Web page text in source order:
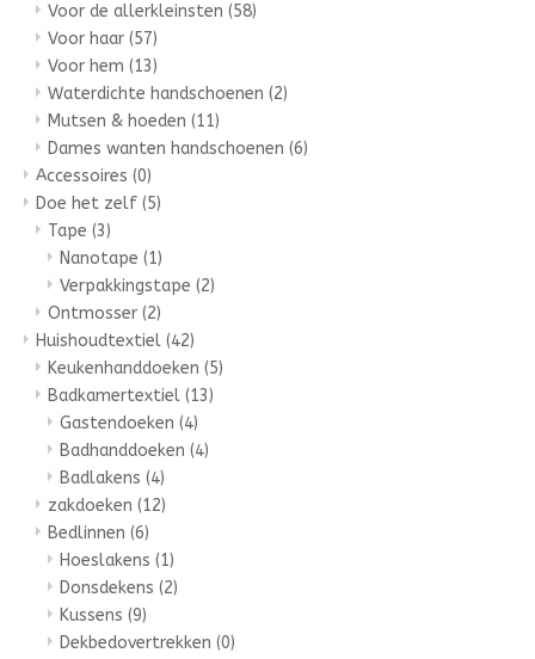
Voor de allerkleinsten (58)
Voor haar (57)
Voor hem (13)
Waterdichte handschoenen (2)
Mutsen & hoeden (11)
Dames wanten handschoenen (6)
Accessoires (0)
Doe het zelf (5)
Tape (3)
Nanotape (1)
Verpakkingstape (2)
Ontmosser (2)
Huishoudtextiel (42)
Keukenhanddoeken (5)
Badkamertextiel (13)
Gastendoeken (4)
Badhanddoeken (4)
Badlakens (4)
zakdoeken (12)
Bedlinnen (6)
Hoeslakens (1)
Donsdekens (2)
Kussens (9)
Dekbedovertrekken (0)